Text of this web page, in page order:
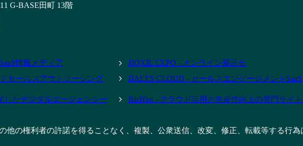
G-BASE田町 13階
情報メディア
BOXIL EXPO - オンライン展示会
セールスアウトソーシング
BALES CLOUD - セールスエンゲージメントSaaS
したデジタルエージェンシー BizHint - クラウド活用と生産性向上の専門サイト
の権利者の許諾を得ることなく、複製、公衆送信、改変、修正、転載等する行為